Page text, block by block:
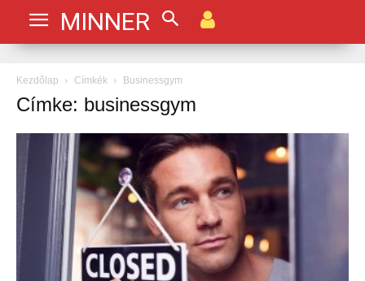
MINNER
Kezdőlap Címkék Businessgym
Címke: businessgym